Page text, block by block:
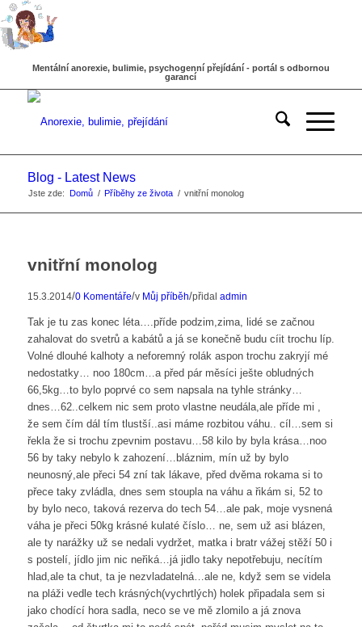
Mentální anorexie, bulimie, psychogenní přejídání - portál s odbornou
garancí
Blog - Latest News
Jste zde: Domů / Příběhy ze života / vnitřní monolog
vnitřní monolog
15.3.2014/0 Komentáře/v Můj příběh/přidal admin
Tak je tu zas konec léta….příde podzim,zima, lidé se začnou
zahalovat do svetrů a kabátů a já se konečně budu cíit trochu líp.
Volné dlouhé kalhoty a neforemný rolák aspon trochu zakryjí mé
nedostatky… noo 180cm…a před pár měsíci ješte obludných
66,5kg…to bylo poprvé co sem napsala na tyhle stránky…
dnes…62..celkem nic sem proto vlastne neudála,ale příde mi ,
že sem čím dál tím tlustší..asi máme rozbitou váhu.. cíl…sem si
řekla že si trochu zpevnim postavu…58 kilo by byla krása…noo
56 by taky nebylo k zahození…bláznim, mín už by bylo
neunosný,ale přeci 54 zní tak lákave, před dvěma rokama si to
přece taky zvládla, dnes sem stoupla na váhu a řikám si, 52 to
by bylo neco, taková rezerva do tech 54…ale pak, moje vysnená
váha je přeci 50kg krásné kulaté číslo… ne, sem už asi blázen,
ale ty narážky už se nedali vydržet, matka i bratr vážej stěží 50 i
s postelí, jídlo jim nic neřiká…já jidlo taky nepotřebuju, necítím
hlad,ale ta chut, ta je nezvladatelná…ale ne, když sem se videla
na pláži vedle tech krásných(vychrtlých) holek připadala sem si
jako chodící hora sadla, neco se ve mě zlomilo a já znova